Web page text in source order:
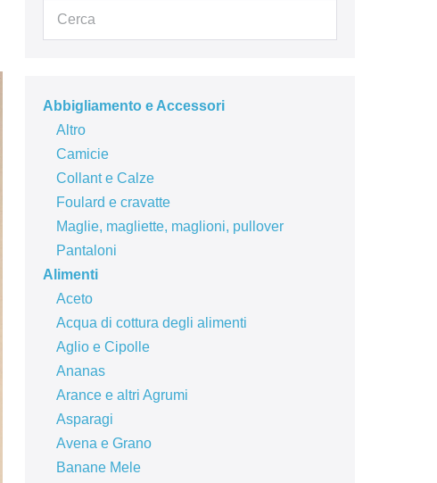
Abbigliamento e Accessori
Altro
Camicie
Collant e Calze
Foulard e cravatte
Maglie, magliette, maglioni, pullover
Pantaloni
Alimenti
Aceto
Acqua di cottura degli alimenti
Aglio e Cipolle
Ananas
Arance e altri Agrumi
Asparagi
Avena e Grano
Banane Mele